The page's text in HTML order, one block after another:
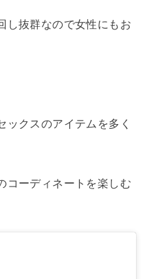
し抜群なので女性にもお
ックスのアイテムを多く
コーディネートを楽しむ